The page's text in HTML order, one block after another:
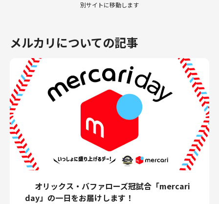
別サイトに移動します
メルカリについての記事
オリックス・バファローズ冠試合「mercari
day」の一日をお届けします！